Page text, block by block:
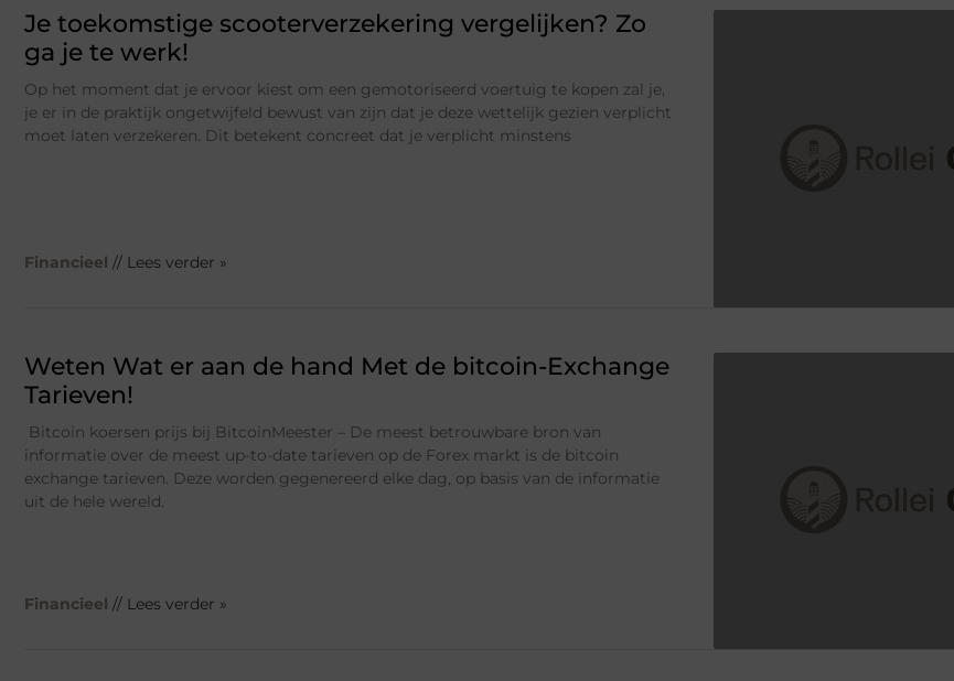
Je toekomstige scooterverzekering vergelijken? Zo
ga je te werk!
Op het moment dat je ervoor kiest om een gemotoriseerd voertuig te kopen zal je,
je er in de praktijk ongetwijfeld bewust van zijn dat je deze wettelijk gezien verplicht
moet laten verzekeren. Dit betekent concreet dat je verplicht minstens
Financieel // Lees verder »
Weten Wat er aan de hand Met de bitcoin-Exchange
Tarieven!
Bitcoin koersen prijs bij BitcoinMeester – De meest betrouwbare bron van
informatie over de meest up-to-date tarieven op de Forex markt is de bitcoin
exchange tarieven. Deze worden gegenereerd elke dag, op basis van de informatie
uit de hele wereld.
Financieel // Lees verder »